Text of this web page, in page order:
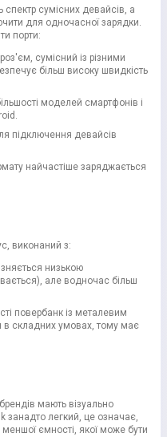
спектр сумісних девайсів, а
для одночасної зарядки.
порти:
сумісний із різними
більш високу швидкість
моделей смартфонів і
підключення девайсів
найчастіше заряджається
виконаний з:
низькою
але водночас більш
повербанк із металевим
в складних умовах, тому має
мають візуально
занадто легкий, це означає,
ємності, якої може бути